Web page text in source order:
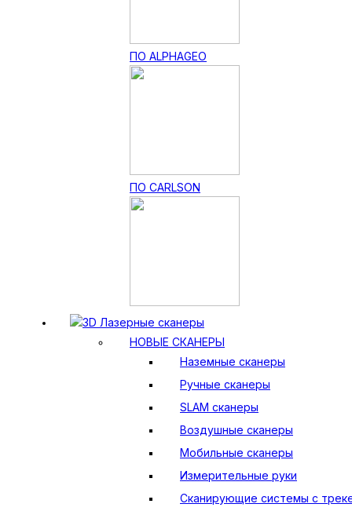
ПО ALPHAGEO
ПО CARLSON
3D Лазерные сканеры
НОВЫЕ СКАНЕРЫ
Наземные сканеры
Ручные сканеры
SLAM сканеры
Воздушные сканеры
Мобильные сканеры
Измерительные руки
Сканирующие системы с